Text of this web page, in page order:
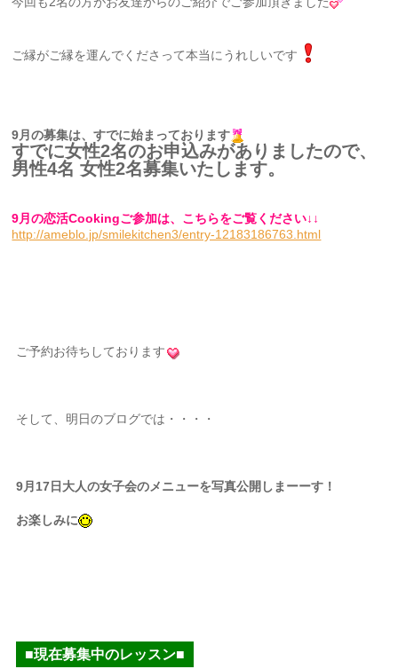
ご縁がご縁を運んでくださって本当にうれしいです
9月の募集は、すでに始まっております
すでに女性2名のお申込みがありましたので、
男性4名 女性2名募集いたします。
9月の恋活Cookingご参加は、こちらをご覧ください↓↓
http://ameblo.jp/smilekitchen3/entry-12183186763.html
ご予約お待ちしております
そして、明日のブログでは・・・・
9月17日大人の女子会のメニューを写真公開しまーーす！
お楽しみに
■現在募集中のレッスン■